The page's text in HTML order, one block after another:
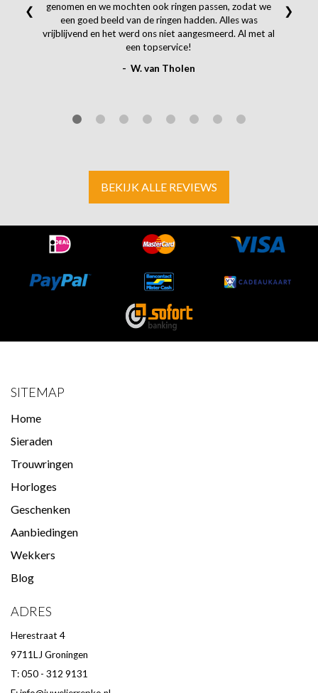
genomen en we mochten ook ringen passen, zodat we
een goed beeld van de ringen hadden. Alles was
vrijblijvend en het werd ons niet aangesmeerd. Al met al
een topservice!
- W. van Tholen
❮ ❯
BEKIJK ALLE REVIEWS
SITEMAP
Home
Sieraden
Trouwringen
Horloges
Geschenken
Aanbiedingen
Wekkers
Blog
ADRES
Herestraat 4
9711LJ Groningen
T: 050 - 312 9131